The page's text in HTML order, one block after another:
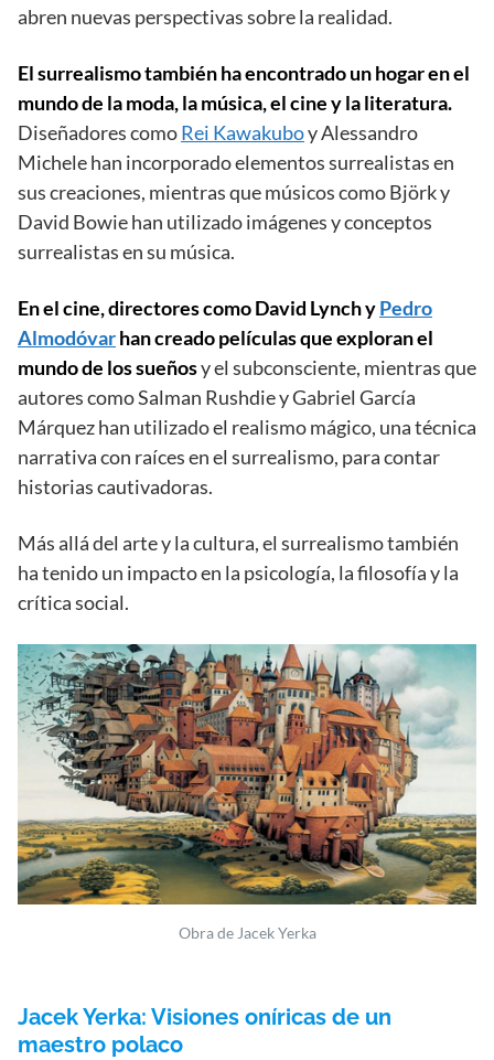
abren nuevas perspectivas sobre la realidad.
El surrealismo también ha encontrado un hogar en el
mundo de la moda, la música, el cine y la literatura.
Diseñadores comoRei Kawakuboy Alessandro
Michele han incorporado elementos surrealistas en
sus creaciones, mientras que músicos como Björk y
David Bowie han utilizado imágenes y conceptos
surrealistas en su música.
En el cine, directores como David Lynch yPedro
Almodóvarhan creado películas que exploran el
mundo de los sueñosy el subconsciente, mientras que
autores como Salman Rushdie y Gabriel García
Márquez han utilizado el realismo mágico, una técnica
narrativa con raíces en el surrealismo, para contar
historias cautivadoras.
Más allá del arte y la cultura, el surrealismo también
ha tenido un impacto en la psicología, la filosofía y la
crítica social.
Obra de Jacek Yerka
Jacek Yerka: Visiones oníricas de un
maestro polaco